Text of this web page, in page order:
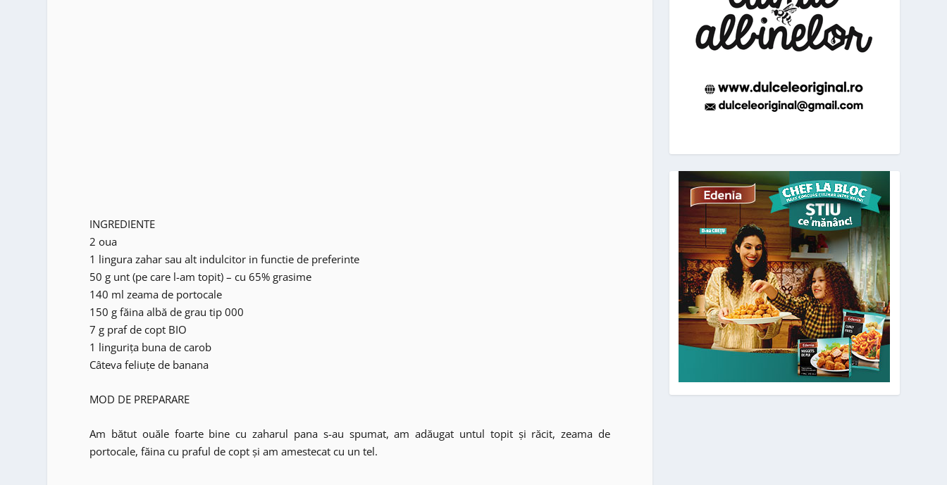
INGREDIENTE
2 oua
1 lingura zahar sau alt indulcitor in functie de preferinte
50 g unt (pe care l-am topit) – cu 65% grasime
140 ml zeama de portocale
150 g făina albă de grau tip 000
7 g praf de copt BIO
1 lingurița buna de carob
Câteva feliuțe de banana
MOD DE PREPARARE
Am bătut ouăle foarte bine cu zaharul pana s-au spumat, am adăugat untul topit și răcit, zeama de
portocale, făina cu praful de copt și am amestecat cu un tel.